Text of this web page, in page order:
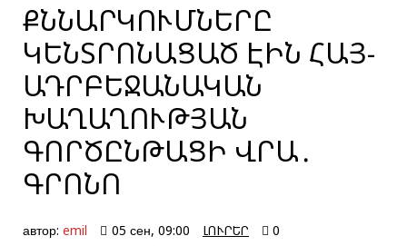
ՔՆՆԱՐԿՈՒՄՆԵՐԸ
ԿԵՆՏՐՈՆԱՑԱԾ ԷԻՆ ՀԱՅ-
ԱԴՐԲԵՋԱՆԱԿԱՆ
ԽԱՂԱՂՈՒԹՅԱՆ
ԳՈՐԾԸՆԹԱՑԻ ՎՐԱ․
ԳՐՈՆՈ
автор: emil 05 сен, 09:00 ԼՈՒՐԵՐ
0